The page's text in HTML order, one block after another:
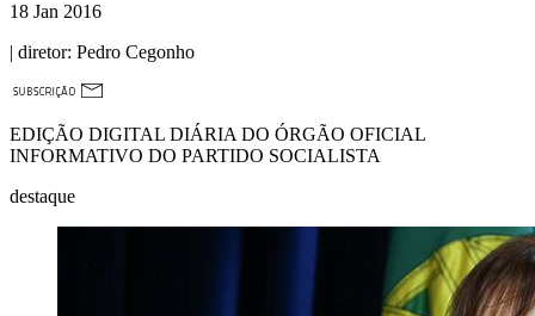
18 Jan 2016
| diretor: Pedro Cegonho
EDIÇÃO DIGITAL DIÁRIA DO ÓRGÃO OFICIAL
INFORMATIVO DO PARTIDO SOCIALISTA
destaque